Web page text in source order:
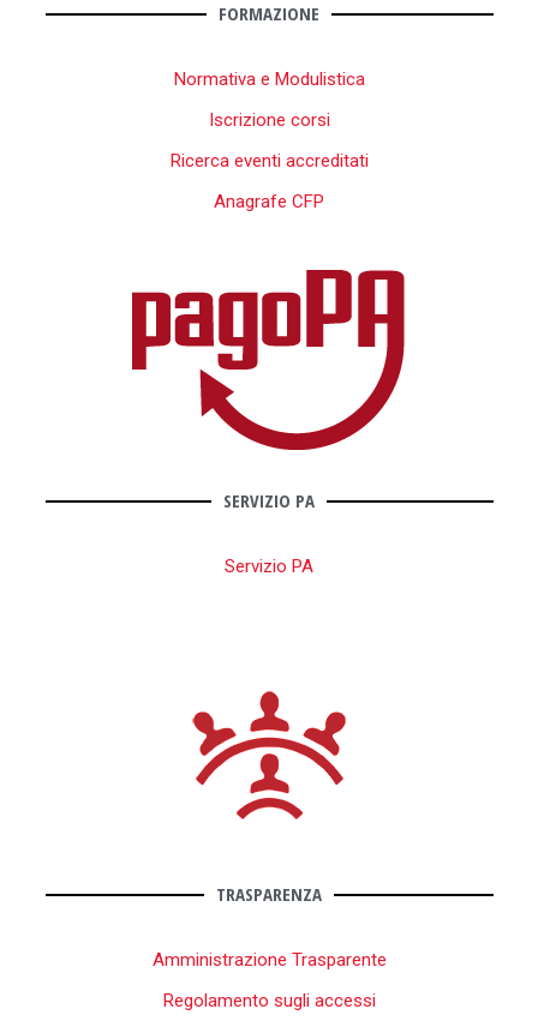
FORMAZIONE
Normativa e Modulistica
Iscrizione corsi
Ricerca eventi accreditati
Anagrafe CFP
SERVIZIO PA
Servizio PA
TRASPARENZA
Amministrazione Trasparente
Regolamento sugli accessi